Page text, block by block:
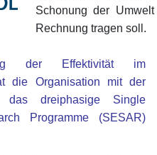
Schonung der
Rechnung tragen soll.
der Effektivität im
die Organisation mit der
das dreiphasige Single
Programme (SESAR)